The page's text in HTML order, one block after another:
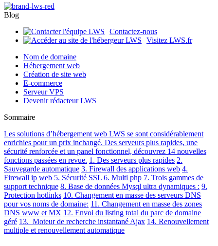
Blog
Contactez-nous
Visitez LWS.fr
Nom de domaine
Hébergement web
Création de site web
E-commerce
Serveur VPS
Devenir rédacteur LWS
Sommaire
Les solutions d’hébergement web LWS se sont considérablement
enrichies pour un prix inchangé. Des serveurs plus rapides, une
sécurité renforcée et un panel fonctionnel, découvrez 14 nouvelles
fonctions passées en revue. 1. Des serveurs plus rapides 2.
Sauvegarde automatique 3. Firewall des applications web 4.
Firewall ip web 5. Sécurité SSL 6. Multi php 7. Trois gammes de
support technique 8. Base de données Mysql ultra dynamiques : 9.
Protection hotlinks 10. Changement en masse des serveurs DNS
pour vos noms de domaine: 11. Changement en masse des zones
DNS www et MX 12. Envoi du listing total du parc de domaine
géré 13. Moteur de recherche instantané Ajax 14. Renouvellement
multiple et renouvellement automatique